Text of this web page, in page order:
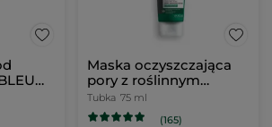
Maska oczyszczająca
pory z roślinnym
węglem 75 ml
Tubka 75 ml
(165)